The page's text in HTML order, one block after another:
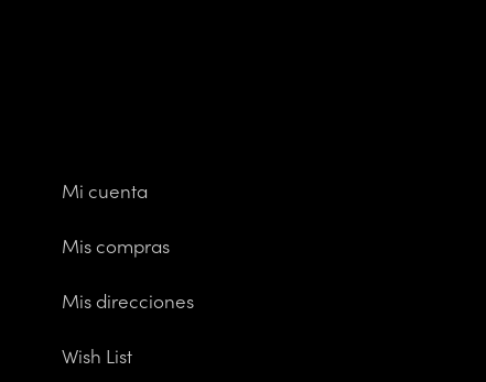
Mi cuenta
Mis compras
Mis direcciones
Wish List